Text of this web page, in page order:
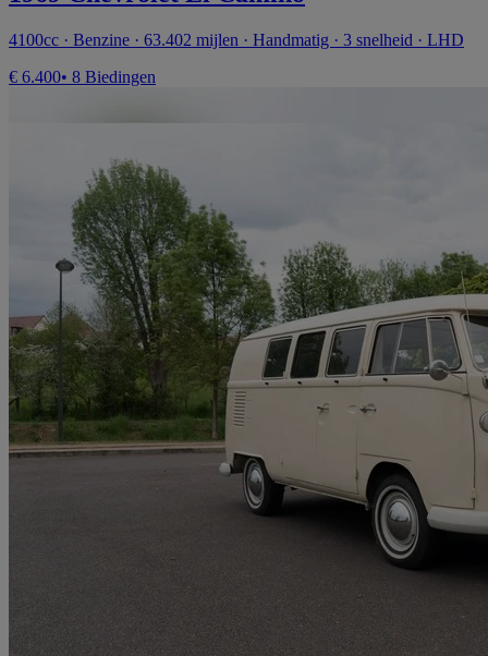
4100cc · Benzine · 63.402 mijlen · Handmatig · 3 snelheid · LHD
€ 6.400• 8 Biedingen